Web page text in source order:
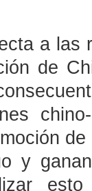
a las
de
y